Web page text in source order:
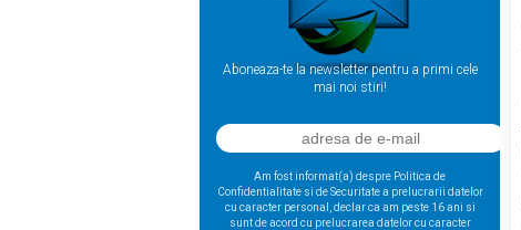
Aboneaza-te la newsletter pentru a primi cele
mai noi stiri!
Am fost informat(a) despre Politica de
Confidentialitate si de Securitate a prelucrarii datelor
cu caracter personal, declar ca am peste 16 ani si
sunt de acord cu prelucrarea datelor cu caracter